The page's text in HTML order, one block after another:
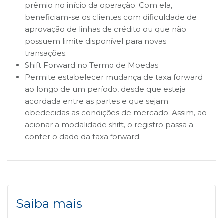
prêmio no início da operação. Com ela,
beneficiam-se os clientes com dificuldade de
aprovação de linhas de crédito ou que não
possuem limite disponível para novas
transações.
Shift Forward no Termo de Moedas
Permite estabelecer mudança de taxa forward
ao longo de um período, desde que esteja
acordada entre as partes e que sejam
obedecidas as condições de mercado. Assim, ao
acionar a modalidade shift, o registro passa a
conter o dado da taxa forward.
Saiba mais